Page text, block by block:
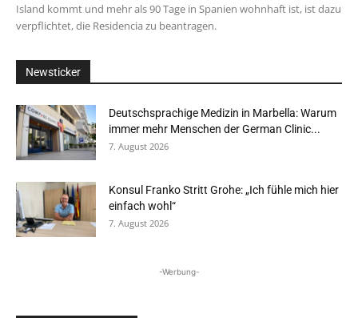
Island kommt und mehr als 90 Tage in Spanien wohnhaft ist, ist dazu
verpflichtet, die Residencia zu beantragen.
Newsticker
Deutschsprachige Medizin in Marbella: Warum
immer mehr Menschen der German Clinic...
7. August 2026
Konsul Franko Stritt Grohe: „Ich fühle mich hier
einfach wohl“
7. August 2026
-Werbung-